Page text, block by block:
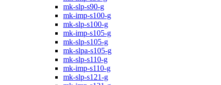
mk-slp-s90-g
mk-imp-s100-g
mk-slp-s100-g
mk-imp-s105-g
mk-slp-s105-g
mk-slpa-s105-g
mk-slp-s110-g
mk-imp-s110-g
mk-slp-s121-g